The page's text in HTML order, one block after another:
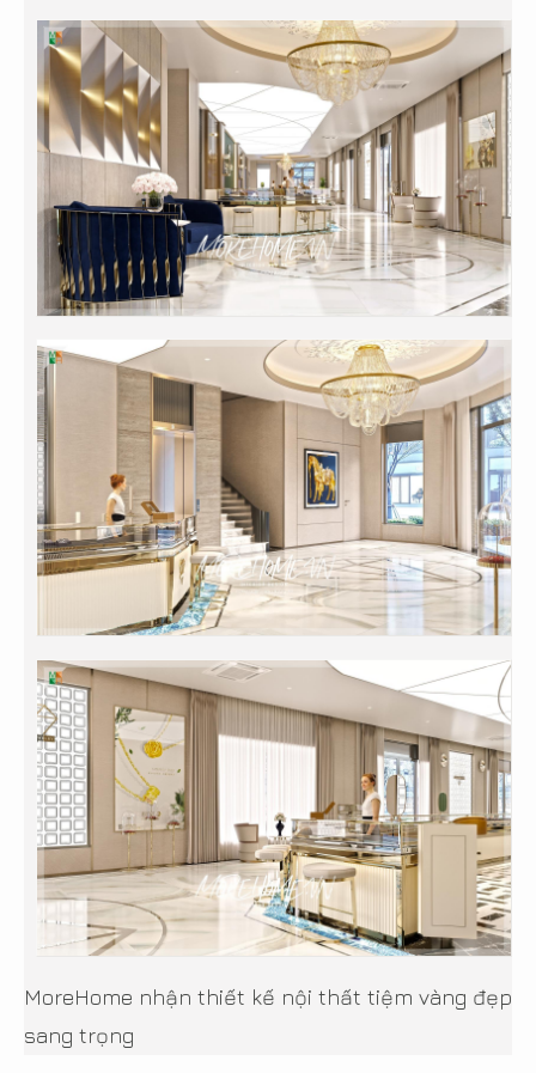
MoreHome nhận thiết kế nội thất tiệm vàng đẹp
sang trọng